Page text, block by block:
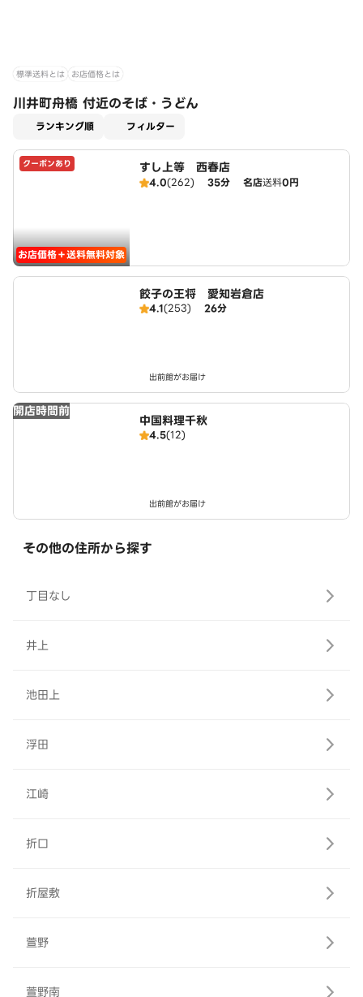
標準送料とは お店価格とは
川井町舟橋 付近のそば・うどん
ランキング順 フィルター
クーポンあり
お店価格＋送料無料対象
すし上等 西春店
4.0(262) 35分 名店送料0円
餃子の王将 愛知岩倉店
4.1(253) 26分
出前館がお届け
開店時間前
中国料理千秋
4.5(12)
出前館がお届け
その他の住所から探す
丁目なし
井上
池田上
浮田
江崎
折口
折屋敷
萱野
萱野南